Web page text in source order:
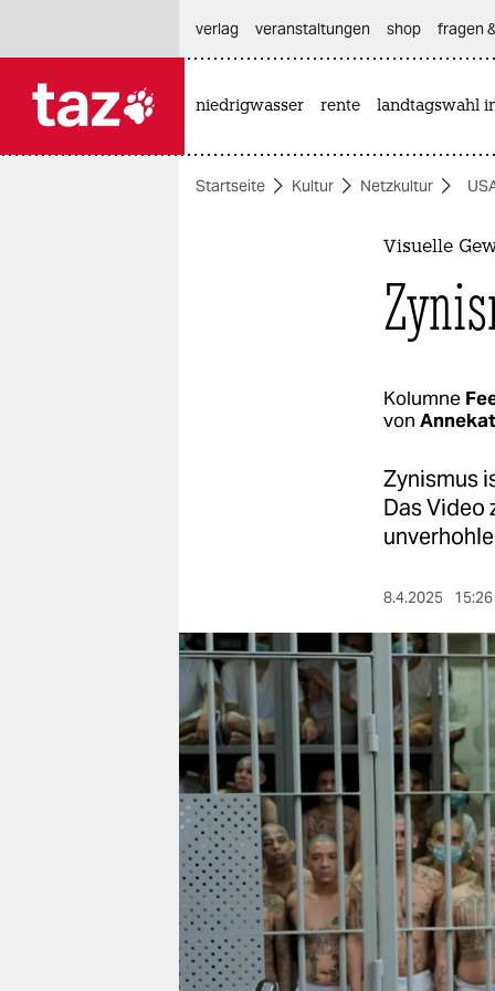
themen
verlag
verlag
veranstaltungen
shop
fragen & hilfe
unterstützen
abo
genossenschaft
verlag
veranstaltungen shop fragen
niedrigwasser rente landtagswahl
Startseite Kultur Netzkultur
Visuelle
Kolumne
von
Zynismus
Das Video
8.4.2025